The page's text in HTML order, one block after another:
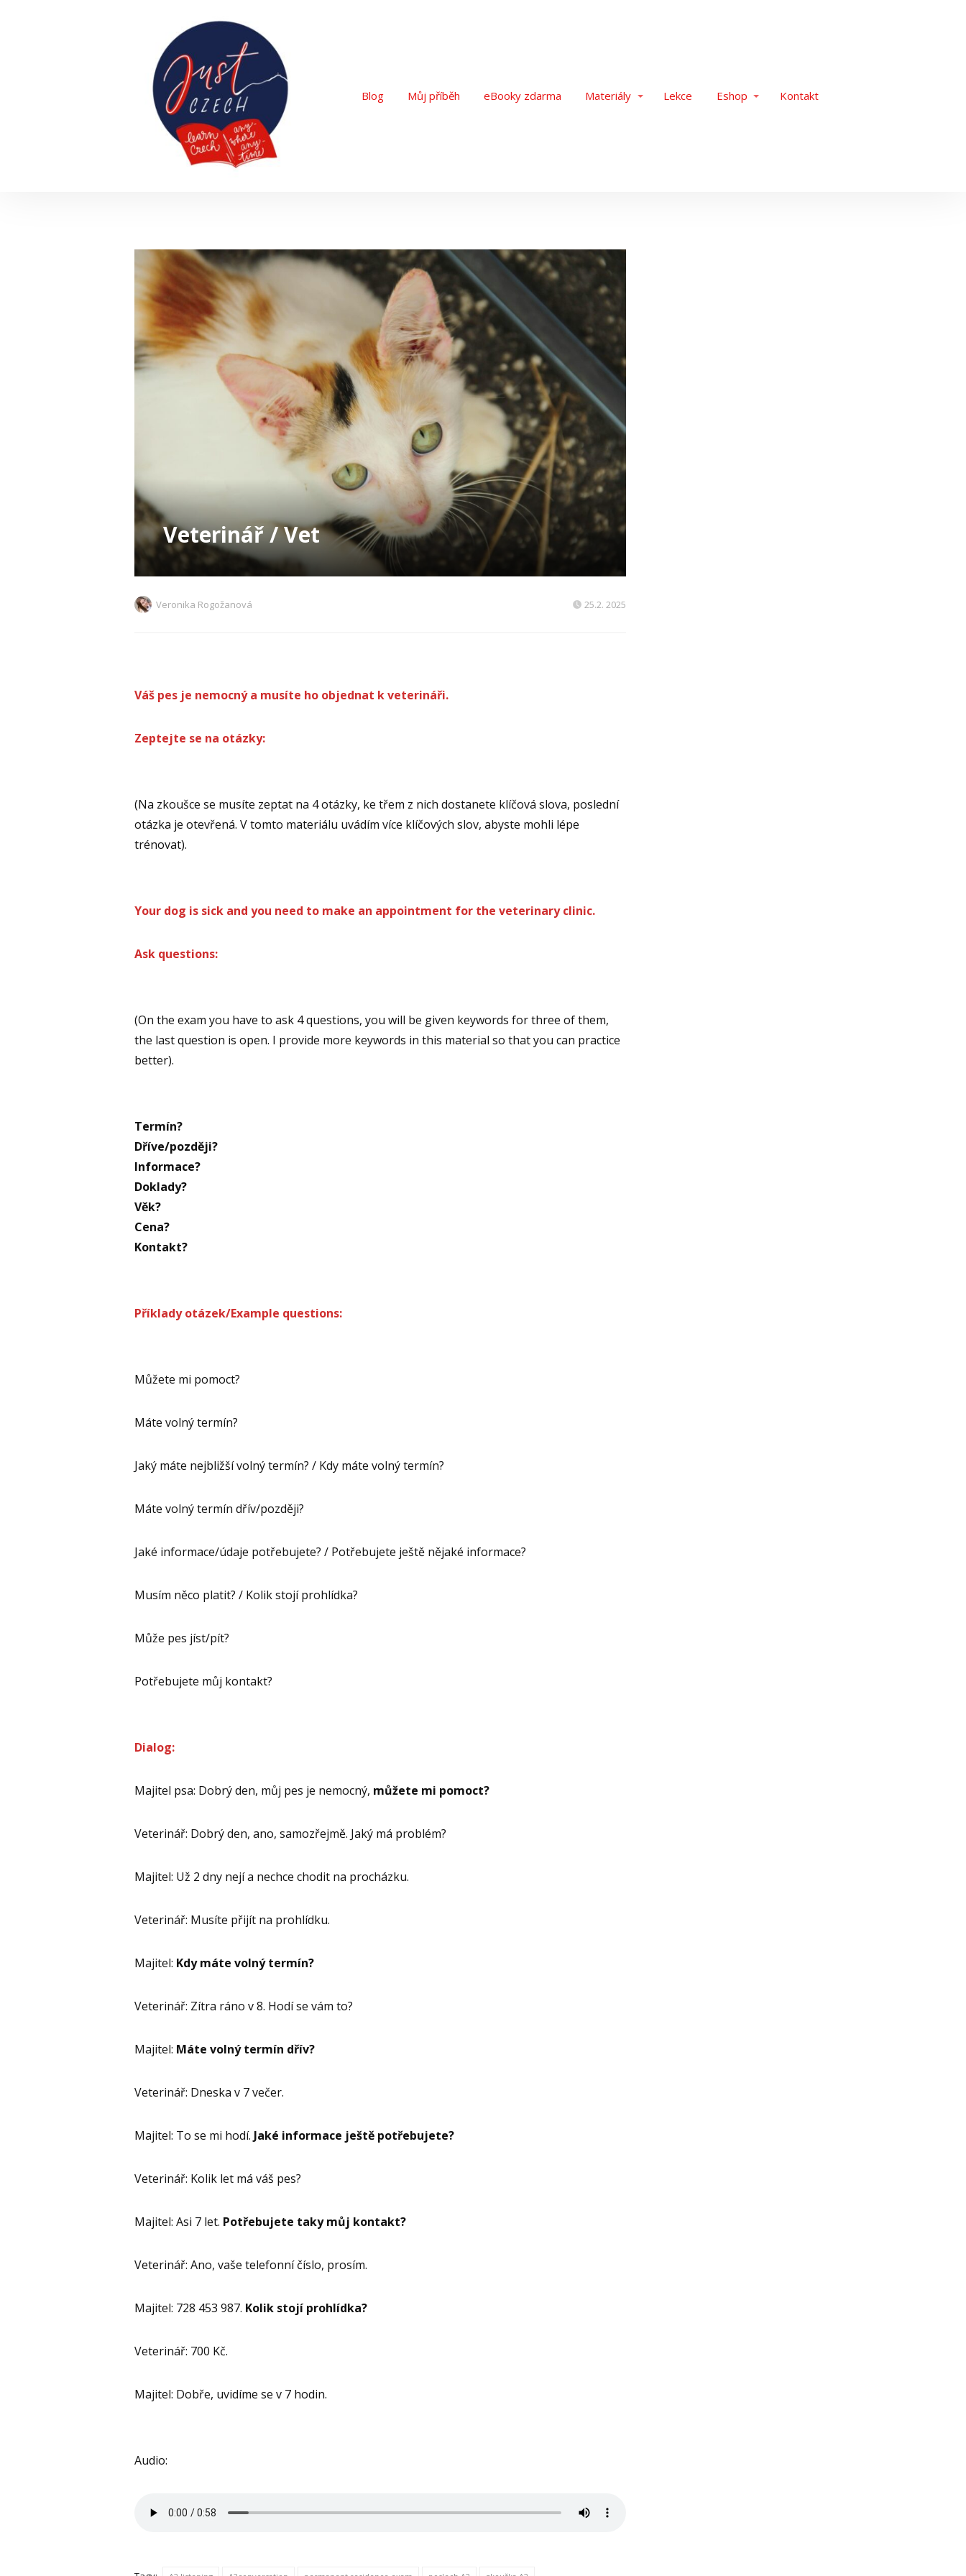
Blog Můj příběh eBooky zdarma Materiály Lekce Eshop Kontakt
Veterinář / Vet
Veronika Rogožanová 25.2. 2025
Váš pes je nemocný a musíte ho objednat k veterináři.
Zeptejte se na otázky:
(Na zkoušce se musíte zeptat na 4 otázky, ke třem z nich dostanete klíčová slova, poslední
otázka je otevřená. V tomto materiálu uvádím více klíčových slov, abyste mohli lépe
trénovat).
Your dog is sick and you need to make an appointment for the veterinary clinic.
Ask questions:
(On the exam you have to ask 4 questions, you will be given keywords for three of them,
the last question is open. I provide more keywords in this material so that you can practice
better).
Termín?
Dříve/později?
Informace?
Doklady?
Věk?
Cena?
Kontakt?
Příklady otázek/Example questions:
Můžete mi pomoct?
Máte volný termín?
Jaký máte nejbližší volný termín? / Kdy máte volný termín?
Máte volný termín dřív/později?
Jaké informace/údaje potřebujete? / Potřebujete ještě nějaké informace?
Musím něco platit? / Kolik stojí prohlídka?
Může pes jíst/pít?
Potřebujete můj kontakt?
Dialog:
Majitel psa: Dobrý den, můj pes je nemocný, můžete mi pomoct?
Veterinář: Dobrý den, ano, samozřejmě. Jaký má problém?
Majitel: Už 2 dny nejí a nechce chodit na procházku.
Veterinář: Musíte přijít na prohlídku.
Majitel: Kdy máte volný termín?
Veterinář: Zítra ráno v 8. Hodí se vám to?
Majitel: Máte volný termín dřív?
Veterinář: Dneska v 7 večer.
Majitel: To se mi hodí. Jaké informace ještě potřebujete?
Veterinář: Kolik let má váš pes?
Majitel: Asi 7 let. Potřebujete taky můj kontakt?
Veterinář: Ano, vaše telefonní číslo, prosím.
Majitel: 728 453 987. Kolik stojí prohlídka?
Veterinář: 700 Kč.
Majitel: Dobře, uvidíme se v 7 hodin.
Audio: